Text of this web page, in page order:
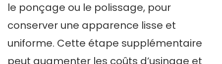
le ponçage ou le polissage, pour
conserver une apparence lisse et
uniforme. Cette étape supplémentaire
peut augmenter les coûts d’usinage et